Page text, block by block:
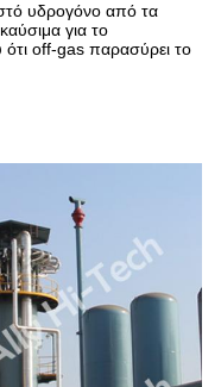
υδρογόνο από τα
για το
off-gas παρασύρει το